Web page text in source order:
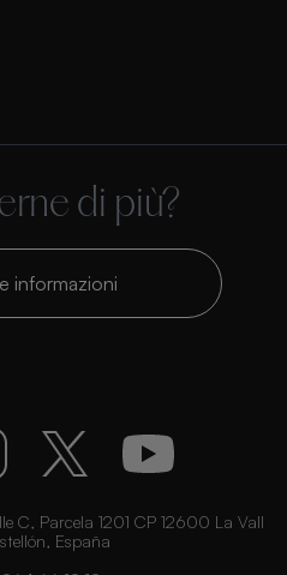
di più?
informazioni
C, Parcela 1201 CP 12600 La Vall
España